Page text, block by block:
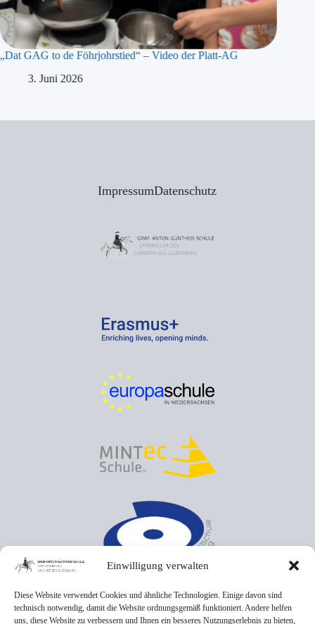
Einwilligung verwalten
Diese Website verwendet Cookies und ähnliche Technologien. Einige davon sind
technisch notwendig, damit die Website ordnungsgemäß funktioniert. Andere helfen
uns, diese Website zu verbessern und Ihnen ein besseres Nutzungserlebnis zu bieten,
„Dat GAG to de Föhrjohrstied“ – Video der Platt-AG
3. Juni 2026
ImpressumDatenschutz